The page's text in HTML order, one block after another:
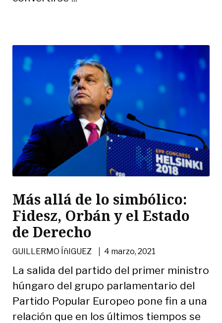
Más allá de lo simbólico:
Fidesz, Orbán y el Estado
de Derecho
GUILLERMO ÍñIGUEZ | 4 marzo, 2021
La salida del partido del primer ministro
húngaro del grupo parlamentario del
Partido Popular Europeo pone fin a una
relación que en los últimos tiempos se